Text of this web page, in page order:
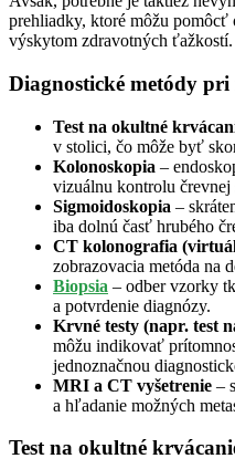
prehliadky, ktoré môžu pomôcť
výskytom zdravotných ťažkostí.
Diagnostické metódy
Test na okultné
v stolici, čo môže byť
Kolonoskopia –
vizuálnu kontrolu
Sigmoidoskopia –
iba dolnú časť hrubého
CT kolonografia
zobrazovacia metóda na
Biopsia – odber vzorky
a potvrdenie diagnózy.
Krvné testy (napr. test
môžu indikovať
jednoznačnou
MRI a CT vyšetrenie –
a hľadanie možných
Test na okultné